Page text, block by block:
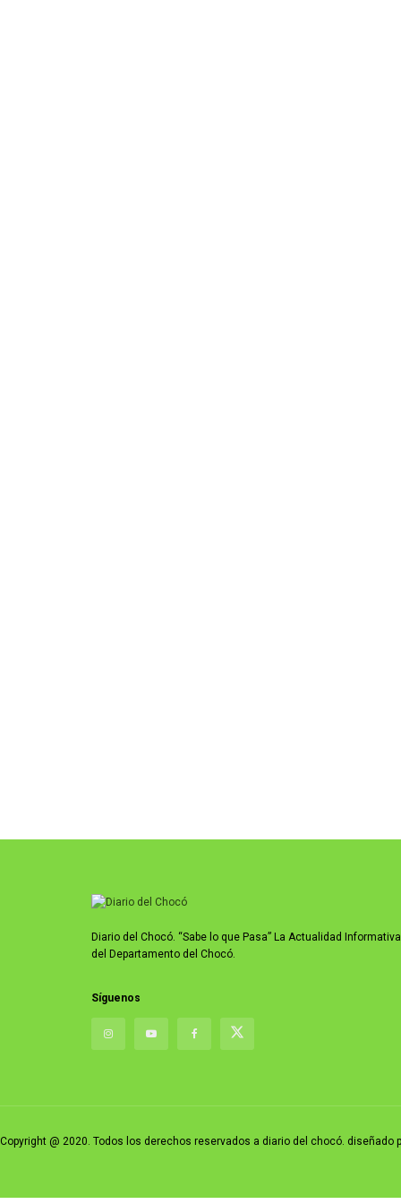
Diario del Chocó. “Sabe lo que Pasa” La Actualidad Informativa
del Departamento del Chocó.
Síguenos
Copyright @ 2020. Todos los derechos reservados a diario del chocó. diseñado